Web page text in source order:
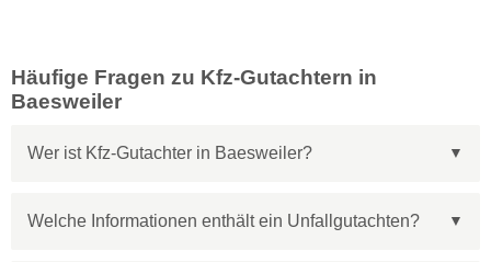
Häufige Fragen zu Kfz-Gutachtern in
Baesweiler
Wer ist Kfz-Gutachter in Baesweiler?
Welche Informationen enthält ein Unfallgutachten?